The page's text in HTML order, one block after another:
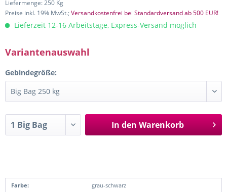
Liefermenge: 250 Kg
Preise inkl. 19% MwSt.;Versandkostenfrei bei Standardversand ab 500 EUR!
Lieferzeit 12-16 Arbeitstage, Express-Versand möglich
Variantenauswahl
Gebindegröße:
In den Warenkorb
Farbe:
grau-schwarz